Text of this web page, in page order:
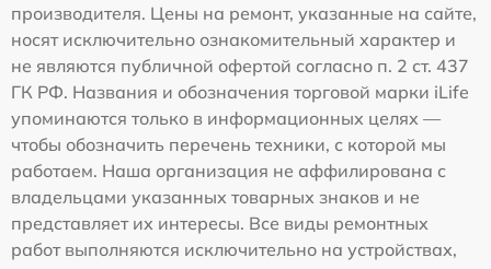
производителя. Цены на ремонт, указанные на сайте,
носят исключительно ознакомительный характер и
не являются публичной офертой согласно п. 2 ст. 437
ГК РФ. Названия и обозначения торговой марки iLife
упоминаются только в информационных целях —
чтобы обозначить перечень техники, с которой мы
работаем. Наша организация не аффилирована с
владельцами указанных товарных знаков и не
представляет их интересы. Все виды ремонтных
работ выполняются исключительно на устройствах,